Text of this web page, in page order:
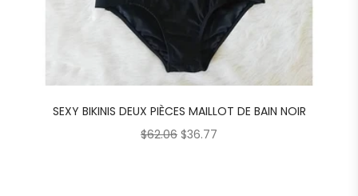
SEXY BIKINIS DEUX PIÈCES MAILLOT DE BAIN NOIR
$62.06 $36.77